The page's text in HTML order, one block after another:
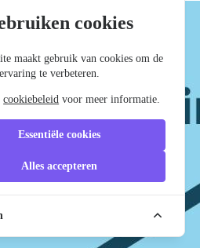
cookies
maakt gebruik van cookies om de
te verbeteren.
cookiebeleid voor meer informatie.
Essentiële cookies
Alles accepteren